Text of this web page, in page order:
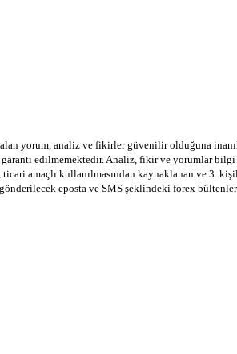
yorum, analiz ve fikirler güvenilir olduğuna
edilmemektedir. Analiz, fikir ve yorumlar
amaçlı kullanılmasından kaynaklanan ve 3.
eposta ve SMS şeklindeki forex